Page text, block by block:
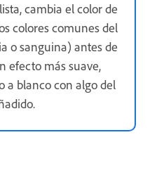
cambia el color de
colores comunes del
o sanguina) antes de
efecto más suave,
a blanco con algo del